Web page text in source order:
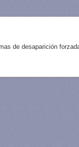
de desaparición